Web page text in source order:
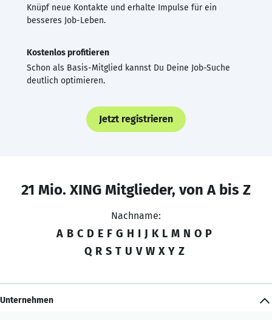
Knüpf neue Kontakte und erhalte Impulse für ein
besseres Job-Leben.
Kostenlos profitieren
Schon als Basis-Mitglied kannst Du Deine Job-Suche
deutlich optimieren.
Jetzt registrieren
21 Mio. XING Mitglieder, von A bis Z
Nachname:
A B C D E F G H I J K L M N O P
Q R S T U V W X Y Z
Unternehmen